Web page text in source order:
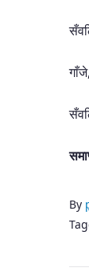
By